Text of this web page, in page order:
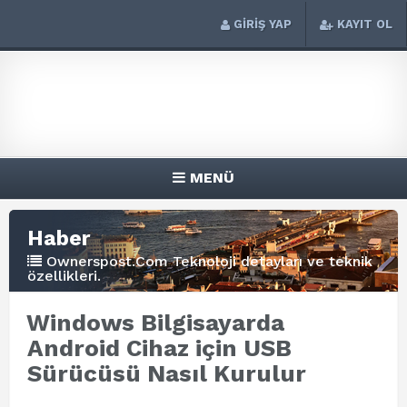
GİRİŞ YAP KAYIT OL
MENÜ
Haber
Ownerspost.Com Teknoloji detayları ve teknik
özellikleri.
Windows Bilgisayarda
Android Cihaz için USB
Sürücüsü Nasıl Kurulur